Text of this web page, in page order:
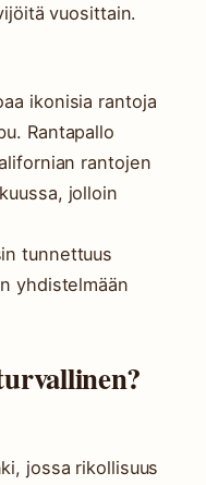
vuosittain.
ikonisia rantoja
Rantapallo
rantojen
jolloin
tunnettuus
yhdistelmään
jossa rikollisuus